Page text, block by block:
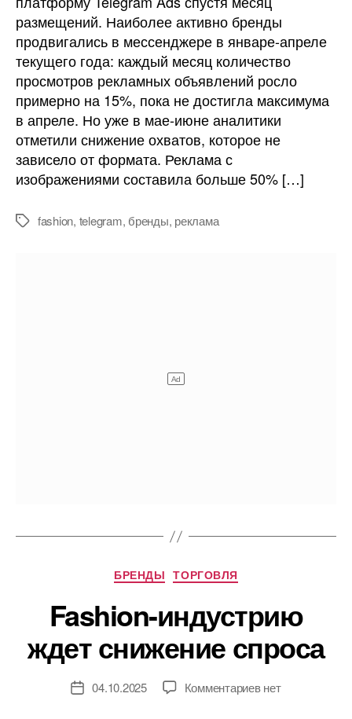
от
рекламы
в
Telegram
размещений. Наиболее активно бренды
продвигались в мессенджере в январе-апреле
текущего года: каждый месяц количество
просмотров рекламных объявлений росло
примерно на 15%, пока не достигла максимума
в апреле. Но уже в мае-июне аналитики
отметили снижение охватов, которое не
зависело от формата. Реклама с
изображениями составила больше 50% […]
Меткиfashion, telegram, бренды, реклама
Рубрики
БРЕНДЫ ТОРГОВЛЯ
Fashion-индустрию
ждет снижение спроса
Дата04.10.2025 Комментариевк
нет